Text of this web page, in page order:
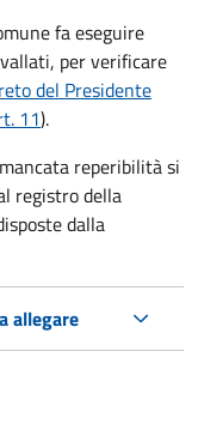
fa eseguire
per verificare
del Presidente
11).
reperibilità si
registro della
dalla
allegare